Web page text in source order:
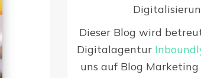
Dieser Blog wird
Digitalagentur
uns auf Blog